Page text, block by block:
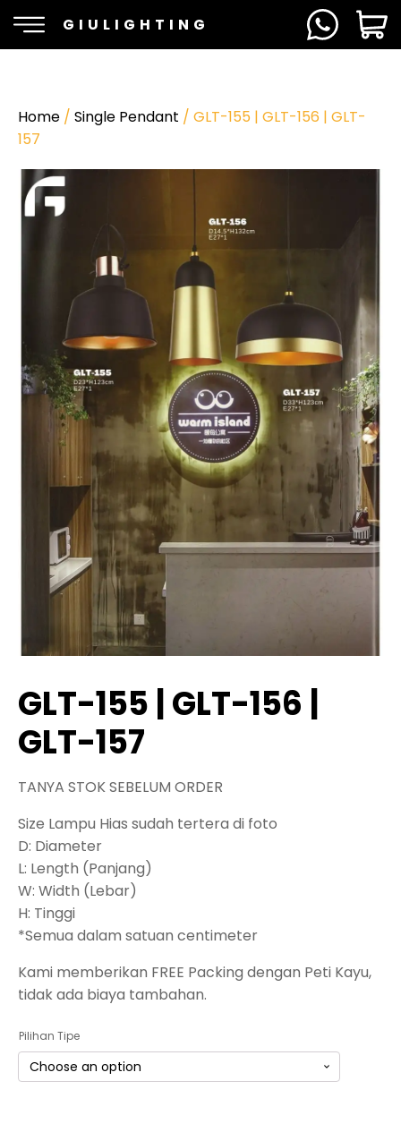
GIULIGHTING
Home / Single Pendant / GLT-155 | GLT-156 | GLT-
157
GLT-155 | GLT-156 |
GLT-157
TANYA STOK SEBELUM ORDER
Size Lampu Hias sudah tertera di foto
D: Diameter
L: Length (Panjang)
W: Width (Lebar)
H: Tinggi
*Semua dalam satuan centimeter
Kami memberikan FREE Packing dengan Peti Kayu,
tidak ada biaya tambahan.
Pilihan Tipe